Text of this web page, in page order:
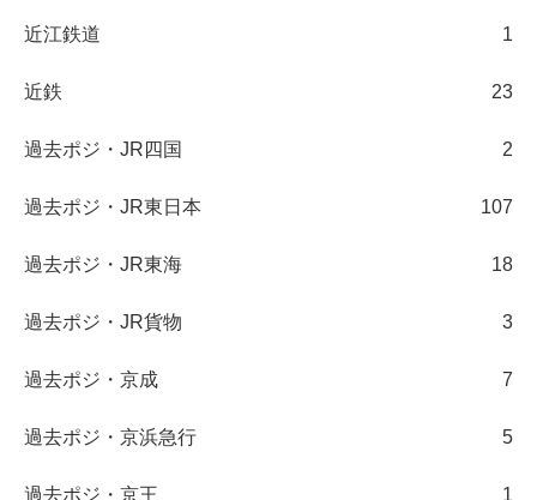
近江鉄道 1
近鉄 23
過去ポジ・JR四国 2
過去ポジ・JR東日本 107
過去ポジ・JR東海 18
過去ポジ・JR貨物 3
過去ポジ・京成 7
過去ポジ・京浜急行 5
過去ポジ・京王 1